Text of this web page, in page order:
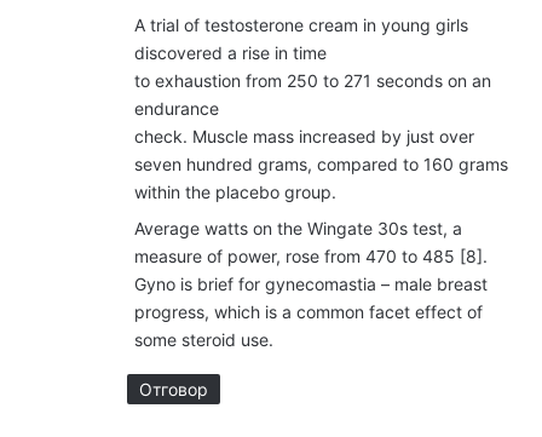
A trial of testosterone cream in young girls
discovered a rise in time
to exhaustion from 250 to 271 seconds on an
endurance
check. Muscle mass increased by just over
seven hundred grams, compared to 160 grams
within the placebo group.
Average watts on the Wingate 30s test, a
measure of power, rose from 470 to 485 [8].
Gyno is brief for gynecomastia – male breast
progress, which is a common facet effect of
some steroid use.
Отговор